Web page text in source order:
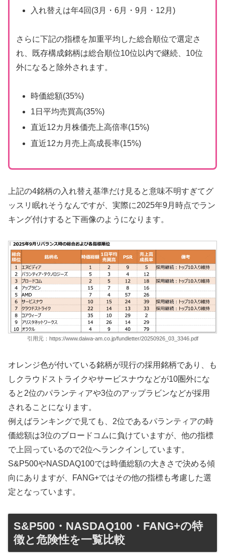
入れ替えは年4回(3月・6月・9月・12月)
さらに下記の指標を加重平均した総合順位で選定さ
れ、既存構成銘柄は総合順位10位以内で継続、10位
外になると除外されます。
時価総額(35%)
1日平均売買高(35%)
直近12カ月株価売上高倍率(15%)
直近12カ月売上高成長率(15%)
上記の4銘柄の入れ替え基準だけ見ると意味不明すぎてグ
ッスリ眠れそうなんですが、実際に2025年9月時点でラン
キング付けすると下画像のようになります。
引用元：https://www.daiwa-am.co.jp/fundletter/20250926_03_3346.pdf
オレンジ色が付いている銘柄が現行の採用銘柄であり、も
しクラウドストライクやサービスナウなどが10圏外にな
ると2位のパランティアや3位のアップラビンなどが採用
されることになります。
例えばランキングで見ても、2位であるパランティアの時
価総額は3位のブロードコムに負けていますが、他の指標
で上回っているので2位へランクインしています。
S&P500やNASDAQ100では時価総額の大きさで決める傾
向にありますが、FANG+ではその他の指標も考慮した選
定となっています。
S&P500・NASDAQ100・FANG+の特
徴と危険性を一覧比較